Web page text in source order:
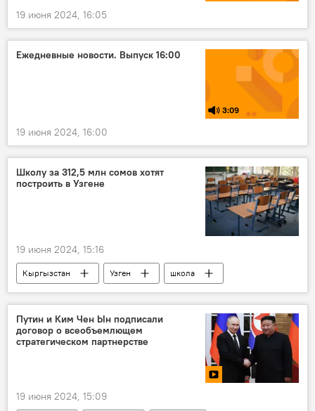
19 июня 2024, 16:05
Ежедневные новости. Выпуск 16:00
3:09
19 июня 2024, 16:00
Школу за 312,5 млн сомов хотят
построить в Узгене
19 июня 2024, 15:16
Кыргызстан Узген
школа
строительство
тендер
Путин и Ким Чен Ын подписали
договор о всеобъемлющем
стратегическом партнерстве
19 июня 2024, 15:09